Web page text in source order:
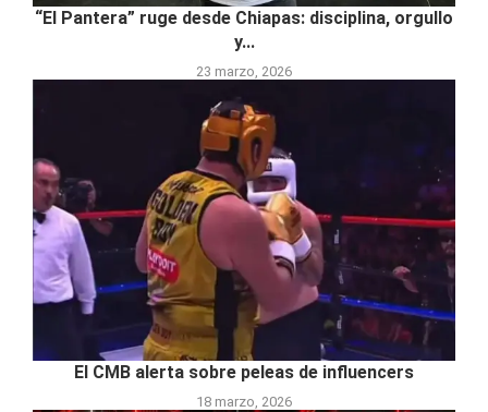
“El Pantera” ruge desde Chiapas: disciplina, orgullo
y...
23 marzo, 2026
El CMB alerta sobre peleas de influencers
18 marzo, 2026